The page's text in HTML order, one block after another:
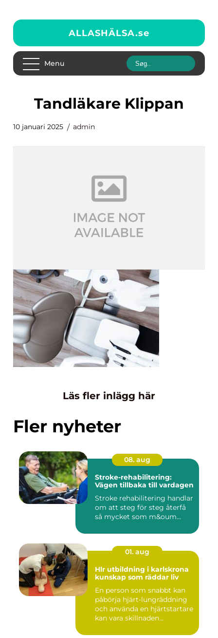
ALLASHÄLSA.se
Menu
Tandläkare Klippan
10 januari 2025 admin
Läs fler inlägg här
Fler nyheter
08. aug
Stroke-rehabilitering:
Vägen tillbaka till vardagen
Stroke rehabilitering handlar
om att steg för steg återfå
så mycket som m&oum...
01. aug
Hlr utbildning i karlskrona
kunskap som räddar liv
En person som snabbt kan
påbörja hjärt-lungräddning
och använda en hjärtstartare
kan vara skillnaden...